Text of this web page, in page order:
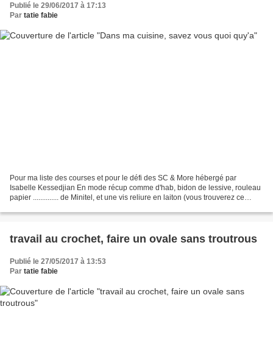
Publié le 29/06/2017 à 17:13
Par tatie fabie
Pour ma liste des courses et pour le défi des SC & More hébergé par
Isabelle Kessedjian En mode récup comme d'hab, bidon de lessive, rouleau
papier .............. de Minitel, et une vis reliure en laiton (vous trouverez ce
travail au crochet, faire un ovale sans troutrous
Publié le 27/05/2017 à 13:53
Par tatie fabie